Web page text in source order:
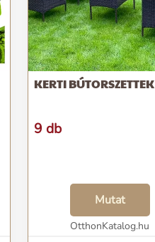
KERTI BÚTORSZETTEK
9 db
Mutat
OtthonKatalog.hu